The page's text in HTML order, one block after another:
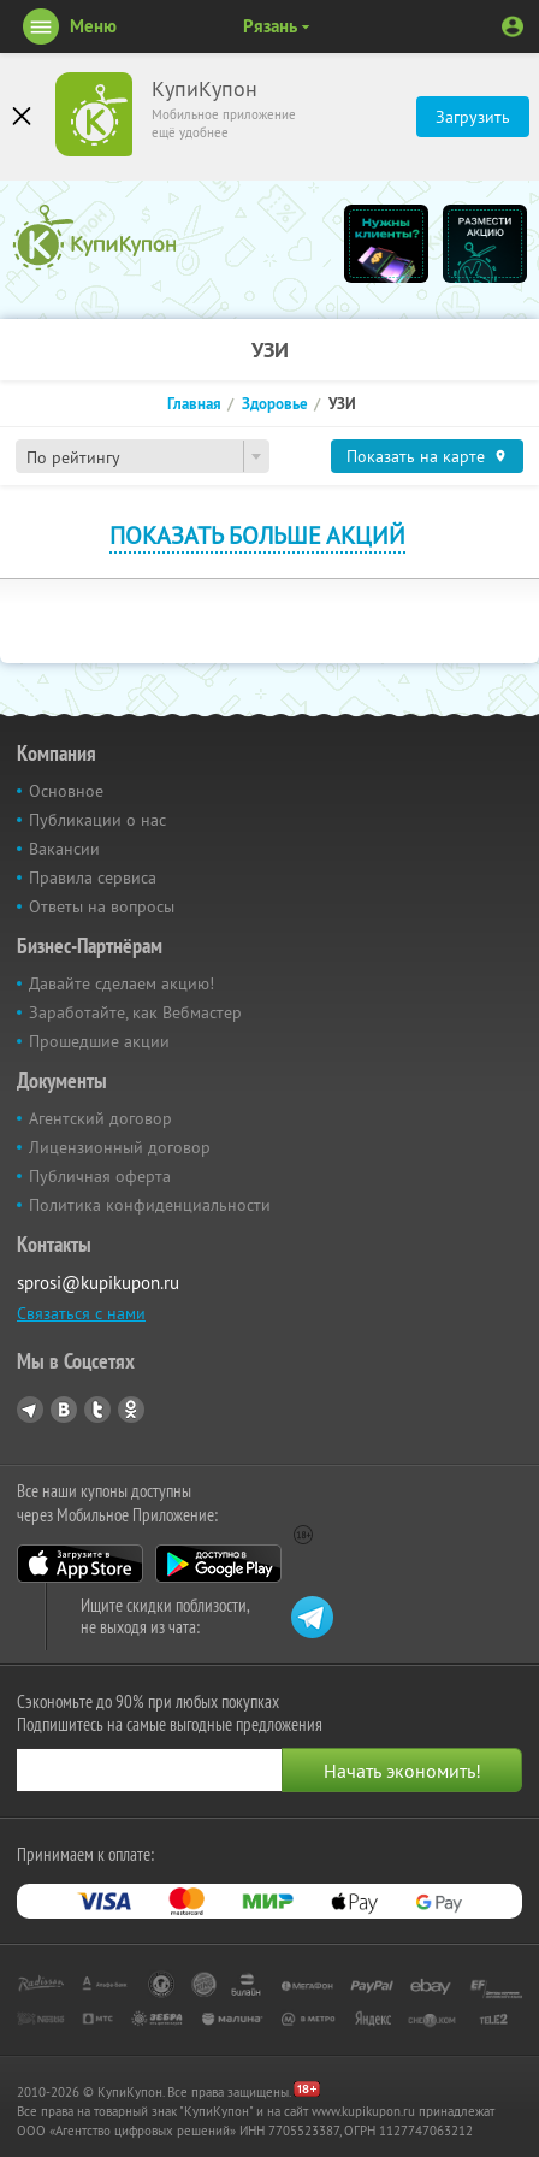
КупиКупон
Мобильное приложение
ещё удобнее
Загрузить
Меню Рязань
УЗИ
По рейтингу
Главная Здоровье УЗИ
Показать на карте
ПОКАЗАТЬ БОЛЬШЕ АКЦИЙ
Компания
Основное
Публикации о нас
Вакансии
Правила сервиса
Ответы на вопросы
Бизнес-Партнёрам
Давайте сделаем акцию!
Заработайте, как Вебмастер
Прошедшие акции
Документы
Агентский договор
Лицензионный договор
Публичная оферта
Политика конфиденциальности
Контакты
sprosi@kupikupon.ru
Связаться с нами
Мы в Соцсетях
Все наши купоны доступны
через Мобильное Приложение:
Ищите скидки поблизости,
не выходя из чата:
Сэкономьте до 90% при любых покупках
Подпишитесь на самые выгодные предложения
Принимаем к оплате:
2010-2026 © КупиКупон. Все права защищены.
Все права на товарный знак "КупиКупон" и на сайт www.kupikupon.ru принадлежат
OOO «Агентство цифровых решений» ИНН 7705523387, ОГРН 1127747063212